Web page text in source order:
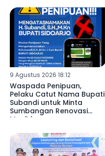
9 Agustus 2026 18:12
Waspada Penipuan,
Pelaku Catut Nama Bupati
Subandi untuk Minta
Sumbangan Renovasi
Masjid